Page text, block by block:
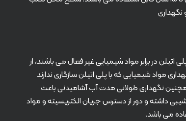
انواع مایعات استفاده می شود. مواد اولیه سازنده این منبع آب پلی اتیلن ۳۸۴۰ می باشد. مواد پلی اتیلن در برابر مواد شیمیایی غیر فعال می باشند، از
مخزن ۵۰۰ لیتری عمودی بلند، امکان پذیر است. از نگهداری مواد شیمیایی که با پلی اتیلن سازگاری ندارند
نگهداری طولانی مدت آب آشامیدنی باعث
داشته و دور از دسترس جریان الکتریسیته و مواد